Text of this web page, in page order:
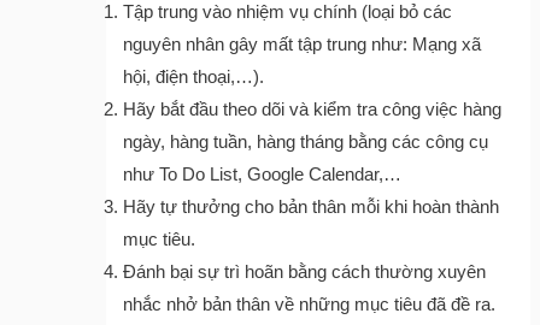
Tập trung vào nhiệm vụ chính (loại bỏ các
nguyên nhân gây mất tập trung như: Mạng xã
hội, điện thoại,…).
Hãy bắt đầu theo dõi và kiểm tra công việc hàng
ngày, hàng tuần, hàng tháng bằng các công cụ
như To Do List, Google Calendar,…
Hãy tự thưởng cho bản thân mỗi khi hoàn thành
mục tiêu.
Đánh bại sự trì hoãn bằng cách thường xuyên
nhắc nhở bản thân về những mục tiêu đã đề ra.